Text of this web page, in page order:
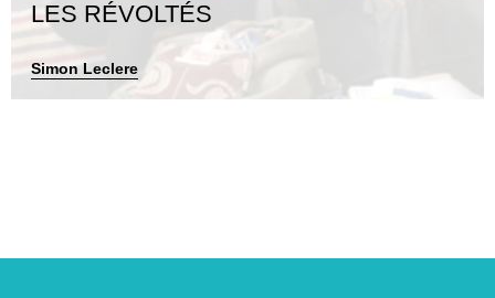
LES RÉVOLTÉS
Simon Leclere